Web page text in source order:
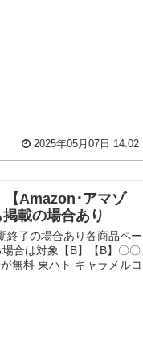
2025年05月07日 14:02
【Amazon･アマゾ
載の場合あり
終了の場合あり各商品ペー
合は対象【B】【B】〇〇
無料 東ハト キャラメルコ